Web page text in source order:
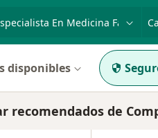
disponibles
de